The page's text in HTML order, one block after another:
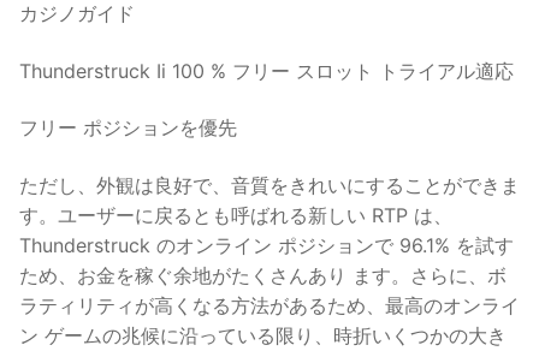
カジノガイド
Thunderstruck Ii 100 % フリー スロット トライアル適応
フリー ポジションを優先
ただし、外観は良好で、音質をきれいにすることができま
す。ユーザーに戻るとも呼ばれる新しい RTP は、
Thunderstruck のオンライン ポジションで 96.1% を試す
ため、お金を稼ぐ余地がたくさんあり ます。さらに、ボ
ラティリティが高くなる方法があるため、最高のオンライ
ン ゲームの兆候に沿っている限り、時折いくつかの大き